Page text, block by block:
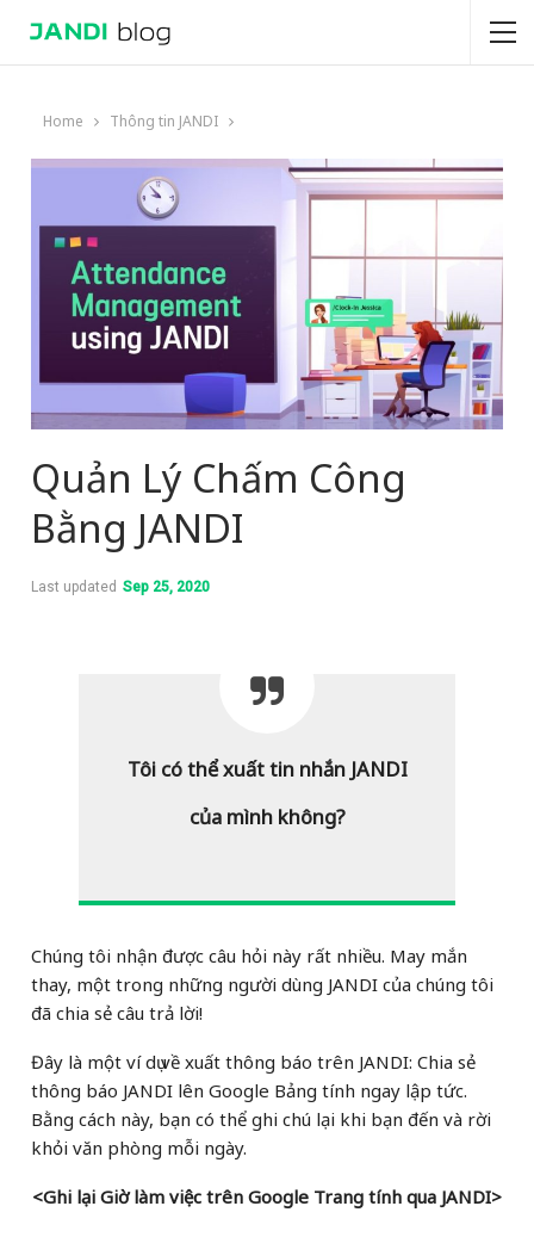
Home Thông tin JANDI
Quản Lý Chấm Công
Bằng JANDI
Last updated Sep 25, 2020
Tôi có thể xuất tin nhắn JANDI
của mình không?
Chúng tôi nhận được câu hỏi này rất nhiều. May mắn
thay, một trong những người dùng JANDI của chúng tôi
đã chia sẻ câu trả lời!
Đây là một ví dụ về xuất thông báo trên JANDI: Chia sẻ
thông báo JANDI lên Google Bảng tính ngay lập tức.
Bằng cách này, bạn có thể ghi chú lại khi bạn đến và rời
khỏi văn phòng mỗi ngày.
<Ghi lại Giờ làm việc trên Google Trang tính qua JANDI>